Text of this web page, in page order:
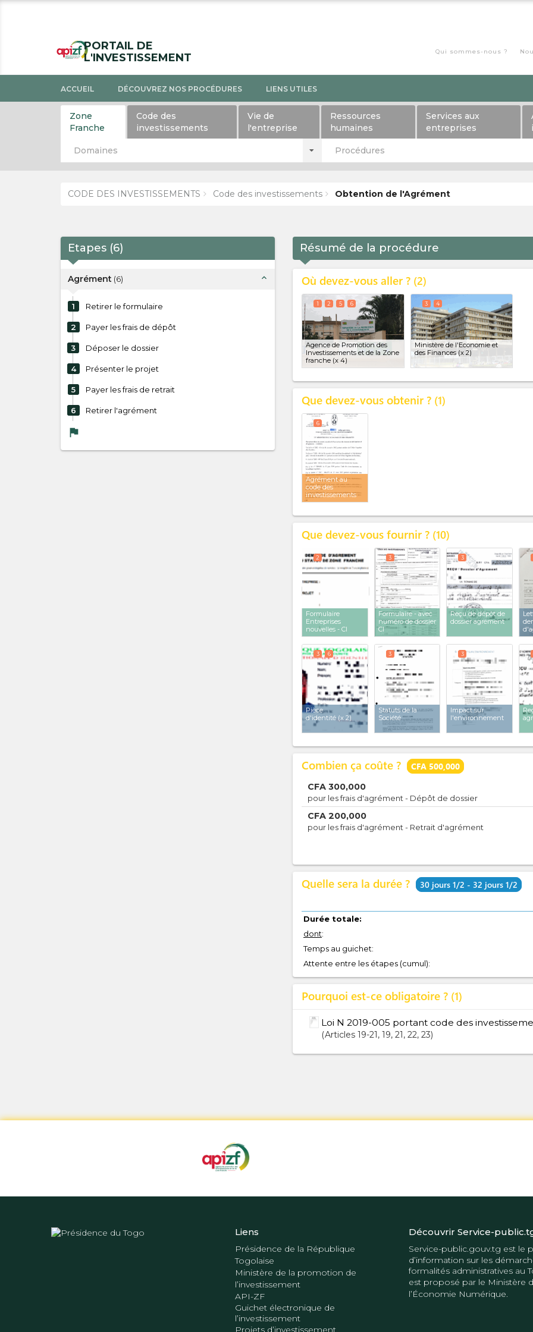
PORTAIL DE
L'INVESTISSEMENT
Qui sommes-nous ?
ACCUEIL DÉCOUVREZ NOS PROCÉDURES LIENS UTILES
Zone
Franche
Code des
investissements
Vie de
l'entreprise
Ressources
humaines
Services aux
entreprises
Domaines Procédures
CODE DES INVESTISSEMENTS Code des investissements Obtention de l'Agrément
Etapes (6)
Agrément (6) expand_less
1 Retirer le formulaire
2 Payer les frais de dépôt
3 Déposer le dossier
4 Présenter le projet
5 Payer les frais de retrait
6 Retirer l'agrément
flag
Résumé de la procédure
Où devez-vous aller ? 2
Agence de Promotion des
Investissements et de la Zone
franche (x 4)
1 2 5 6
Ministère de l'Economie et
des Finances(x 2)
3 4
Que devez-vous obtenir ? 1
Agrément au
code des
investissements
6
Que devez-vous fournir ? 10
Formulaire
Entreprises
nouvelles - CI
2
Formulaire - avec
numéro de dossier
CI
3
Reçu de dépôt de
dossier agrément
3
Pièce
d'identité (x 2)
3 6
Statuts de la
Société
3
Impact sur
l'environnement
3
Combien ça coûte ? CFA 500,000
CFA 300,000
pour les frais d'agrément - Dépôt de dossier
CFA 200,000
pour les frais d'agrément - Retrait d'agrément
Quelle sera la durée ? 30 jours 1/2 - 32 jours 1/2
Durée totale:
dont:
Temps au guichet:
Attente entre les étapes (cumul):
Pourquoi est-ce obligatoire ? 1
Loi N 2019-005 portant code des
Articles 19-21, 19, 21, 22, 23
Liens
Présidence de la République
Togolaise
Ministère de la promotion de
l’investissement
API-ZF
Guichet électronique de
l’investissement
Projets d’investissement
Découvrir Service-
Service-public.gouv.tg est le
d’information sur les
formalités administratives au
est proposé par le Ministère
l’Économie Numérique.